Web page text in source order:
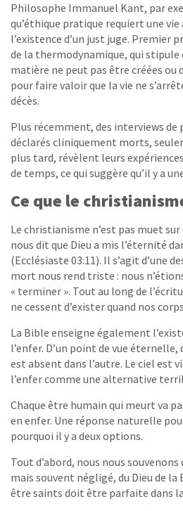
Philosophe Immanuel Kant, par
qu’éthique pratique requiert une
l’existence d’un just juge. Premier
de la thermodynamique, qui stipule
matière ne peut pas être créées
pour faire valoir que la vie ne
décès.
Plus récemment, des interviews de
déclarés cliniquement morts,
plus tard, révèlent leurs
de temps, ce qui suggère qu’il y a
Ce que le
Le christianisme n’est pas muet
nous dit que Dieu a mis l’éternité
(Ecclésiaste 03:11). Il s’agit d’une
mort nous rend triste : nous
« terminer ». Tout au long de
ne cessent d’exister quand nos
La Bible enseigne également
l’enfer. D’un point de vue éternelle,
est absent dans l’autre. Le ciel est
l’enfer comme une alternative
Chaque être humain qui meurt va
en enfer. Une réponse naturelle
pourquoi il y a deux options.
Tout d’abord, nous nous
mais souvent négligé, du Dieu de la
être saints doit être parfaite dans